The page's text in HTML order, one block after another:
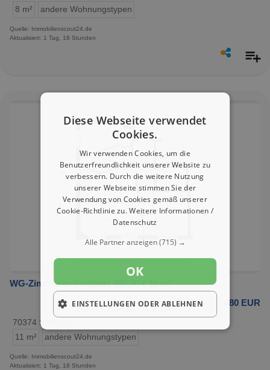
8 m²
andere Wohnungstypen
Quelle: Immobilienscout24.de
Aktualisiert: 1 Tag, 18 Stunden
WG-Zimmer in Stuttgart 480,00 € 11 m²
480 EUR
70374 Stuttgart
11 m²
andere Wohnungstypen
Quelle: Immobilienscout24.de
Aktualisiert: 1 Tag, 18 Stunden
Diese Webseite verwendet
Cookies.
Wir verwenden Cookies, um die
Benutzerfreundlichkeit unserer Website zu
verbessern. Durch die weitere Nutzung
unserer Webseite stimmen Sie der
Verwendung von Cookies gemäß unserer
Cookie-Richtlinie zu.Weitere Informationen /
Datenschutz
Alle Partner anzeigen(715) →
OK
EINSTELLUNGEN ODER ABLEHNEN